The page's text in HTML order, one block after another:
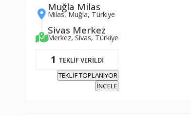
Muğla Milas
Milas, Muğla, Türkiye
Sivas Merkez
Merkez, Sivas, Türkiye
1 TEKLİF VERİLDİ
TEKLİF TOPLANIYOR
İNCELE